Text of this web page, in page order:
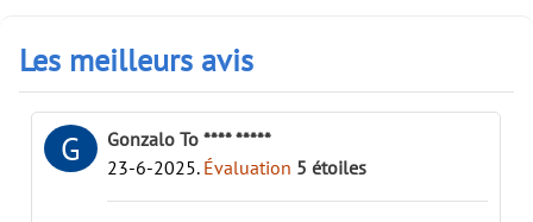
Les meilleurs avis
G
Gonzalo To **** *****
23-6-2025. Évaluation 5 étoiles